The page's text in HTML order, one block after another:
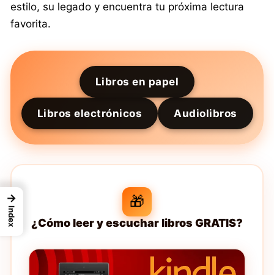
estilo, su legado y encuentra tu próxima lectura
favorita.
Libros en papel
Libros electrónicos Audiolibros
🎁
¿Cómo leer y escuchar libros GRATIS?
→
Index